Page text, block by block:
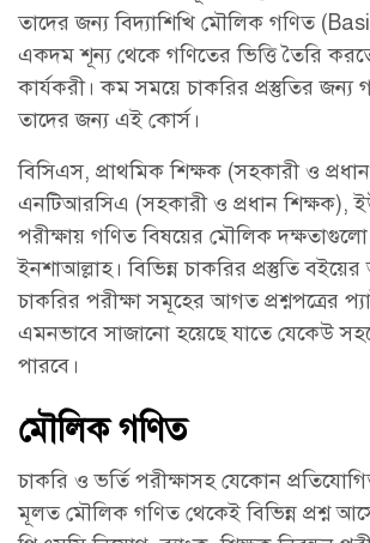
তাদের জন্য বিদ্যাশিখি মৌলিক গণিত
একদম শূন্য থেকে গণিতের ভিত্তি তৈরি
কার্যকরী। কম সময়ে চাকরির প্রস্তুতির জন্য
তাদের জন্য এই কোর্স।
বিসিএস, প্রাথমিক শিক্ষক (সহকারী ও
এনটিআরসিএ (সহকারী ও প্রধান শিক্ষক),
পরীক্ষায় গণিত বিষয়ের মৌলিক
ইনশাআল্লাহ। বিভিন্ন চাকরির প্রস্তুতি
চাকরির পরীক্ষা সমূহের আগত প্রশ্নপত্রের
এমনভাবে সাজানো হয়েছে যাতে যেকেউ
পারবে।
মৌলিক গণিত
চাকরি ও ভর্তি পরীক্ষাসহ যেকোন
মূলত মৌলিক গণিত থেকেই বিভিন্ন প্রশ্ন